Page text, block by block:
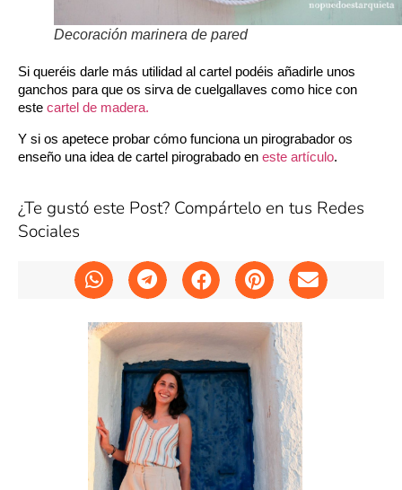
Decoración marinera de pared
Si queréis darle más utilidad al cartel podéis añadirle unos
ganchos para que os sirva de cuelgallaves como hice con
este cartel de madera.
Y si os apetece probar cómo funciona un pirograbador os
enseño una idea de cartel pirograbado en este artículo.
¿Te gustó este Post? Compártelo en tus Redes
Sociales